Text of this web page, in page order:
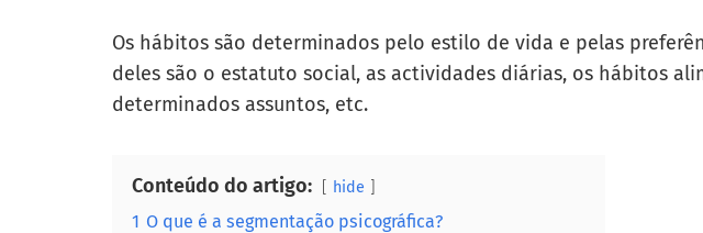
Os hábitos são determinados pelo estilo de vida e pelas
deles são o estatuto social, as actividades diárias, os hábitos
determinados assuntos, etc.
Conteúdo do artigo: hide
1 O que é a segmentação psicográfica?